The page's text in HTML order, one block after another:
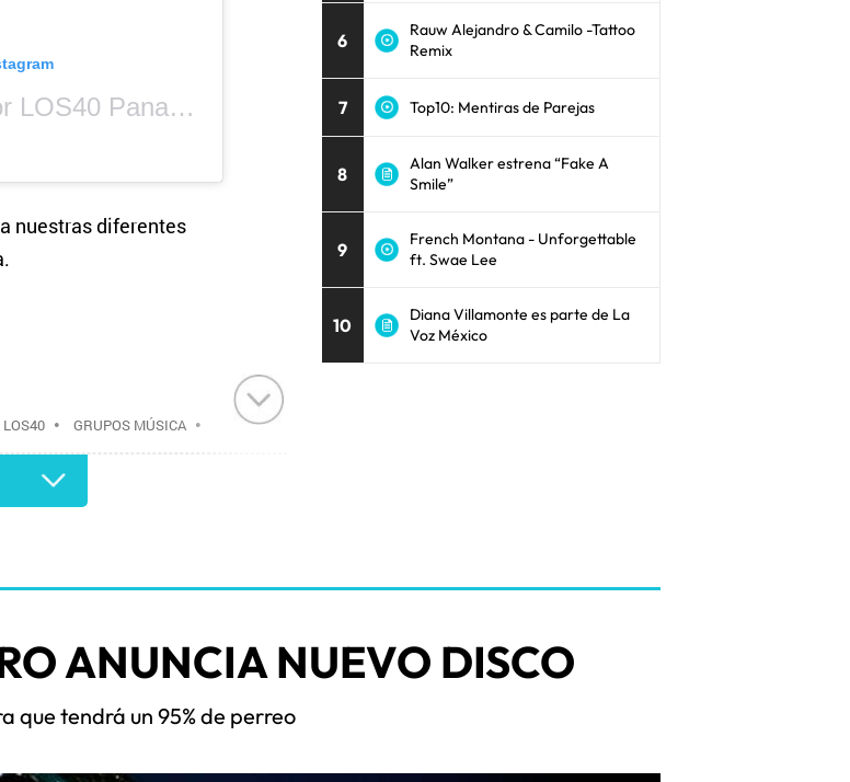
Una publicación compartida por LOS40 Panamá (@los40panama)
nuestras diferentes
LOS40• GRUPOS MÚSICA•
RADIO•
•
6
Rauw Alejandro & Camilo -Tattoo
Remix
7 Top10: Mentiras de Parejas
8
Alan Walker estrena “Fake A
Smile”
9
French Montana - Unforgettable
ft. Swae Lee
10
Diana Villamonte es parte de La
Voz México
ANUNCIA NUEVO DISCO
que tendrá un 95% de perreo